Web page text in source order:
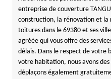
entreprise de couverture
construction, la rénovation et la
toitures dans le 69380 et ses
agréée qui vous offre des
délais. Dans le respect de votre
votre habitation, nous avons
déplaçons également